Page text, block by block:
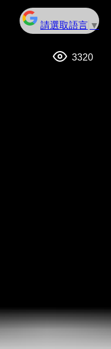
請選取語言 ▼
3320